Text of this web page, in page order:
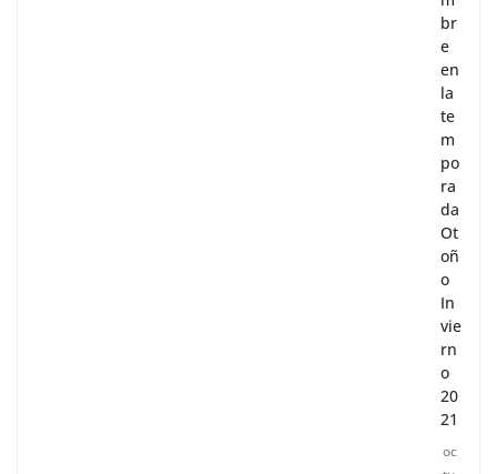
br
e
en
la
te
m
po
ra
da
Ot
oñ
o
In
vie
rn
o
20
21
oc